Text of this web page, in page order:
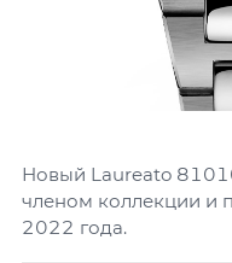
Новый Laureato
членом коллекции и
2022 года.